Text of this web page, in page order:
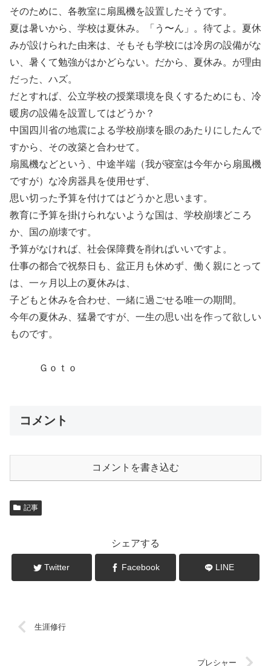
そのために、各教室に扇風機を設置したそうです。
夏は暑いから、学校は夏休み。「う〜ん」。待てよ。夏休
みが設けられた由来は、そもそも学校には冷房の設備がな
い、暑くて勉強がはかどらない。だから、夏休み。が理由
だった、ハズ。
だとすれば、公立学校の授業環境を良くするためにも、冷
暖房の設備を設置してはどうか？
中国四川省の地震による学校崩壊を眼のあたりにしたんで
すから、その改築と合わせて。
扇風機などという、中途半端（我が寝室は今年から扇風機
ですが）な冷房器具を使用せず、
思い切った予算を付けてはどうかと思います。
教育に予算を掛けられないような国は、学校崩壊どころ
か、国の崩壊です。
予算がなければ、社会保障費を削ればいいですよ。
仕事の都合で祝祭日も、盆正月も休めず、働く親にとって
は、一ヶ月以上の夏休みは、
子どもと休みを合わせ、一緒に過ごせる唯一の期間。
今年の夏休み、猛暑ですが、一生の思い出を作って欲しい
ものです。
Ｇｏｔｏ
コメント
コメントを書き込む
記事
シェアする
Twitter Facebook LINE
生涯修行
プレシャー